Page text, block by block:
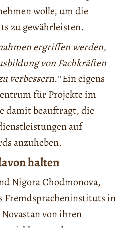
wolle, um die
zu gewährleisten.
ergriffen werden,
von Fachkräften
verbessern.“Ein eigens
für Projekte im
damit beauftragt, die
auf
anzuheben.
halten
Nigora Chodmonova,
Fremdspracheninstituts in
von ihren